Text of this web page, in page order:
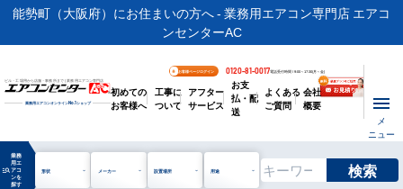
能勢町（大阪府）にお住まいの方へ - 業務用エアコン専門店 エアコ
ンセンターAC
ビル・工場用から店舗・事務所まで | 業務用エアコン専門店
業務用エアコンオンラインNo.1ショップ
お客様ページログイン 0120-81-0017電話受付時間 / 9:00～17:30(月～金)
初めての
お客様へ
工事に
ついて
アフター
サービス
お支
払・配
送
よくある
ご質問
会社
概要
メ
ニュー
manage_search
業務
用エ
アコ
ンを
探す
形状 メーカー 設置場所 用途 検索